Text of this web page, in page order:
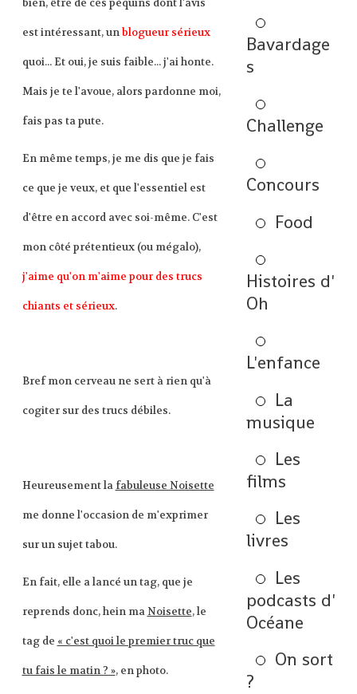
bien, être de ces péquins dont l'avis
est intéressant, unblogueur sérieux
quoi... Et oui, je suis faible... j'ai honte.
Mais je te l'avoue, alors pardonne moi,
fais pas ta pute.
En même temps, je me dis que je fais
ce que je veux, et que l'essentiel est
d'être en accord avec soi-même. C'est
mon côté prétentieux (ou mégalo),
j'aime qu'on m'aime pour des trucs
chiants et sérieux.
Bref mon cerveau ne sert à rien qu'à
cogiter sur des trucs débiles.
Heureusement la fabuleuse Noisette
me donne l'occasion de m'exprimer
sur un sujet tabou.
En fait, elle a lancé un tag, que je
reprends donc, hein ma Noisette, le
tag de « c'est quoi le premier truc que
tu fais le matin ? », en photo.
Bavardage
s
Challenge
Concours
Food
Histoires d'
Oh
L'enfance
La
musique
Les
films
Les
livres
Les
podcasts d'
Océane
On sort
?